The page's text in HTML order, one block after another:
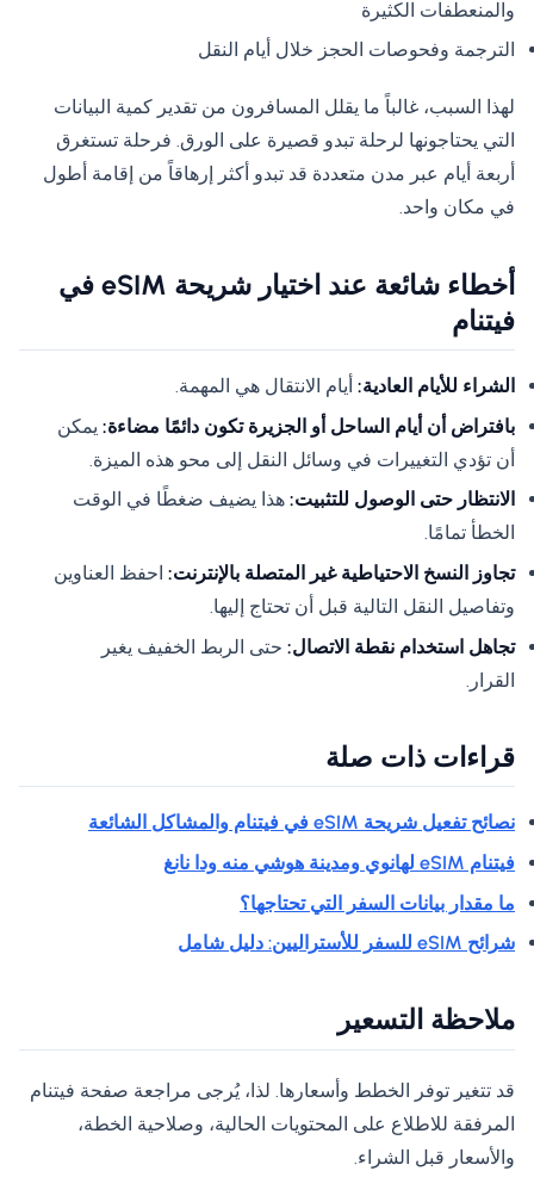
والمنعطفات الكثيرة
الترجمة وفحوصات الحجز خلال أيام النقل
لهذا السبب، غالباً ما يقلل المسافرون من تقدير كمية البيانات
التي يحتاجونها لرحلة تبدو قصيرة على الورق. فرحلة تستغرق
أربعة أيام عبر مدن متعددة قد تبدو أكثر إرهاقاً من إقامة أطول
في مكان واحد.
أخطاء شائعة عند اختيار شريحة eSIM في
فيتنام
الشراء للأيام العادية: أيام الانتقال هي المهمة.
بافتراض أن أيام الساحل أو الجزيرة تكون دائمًا مضاءة: يمكن
أن تؤدي التغييرات في وسائل النقل إلى محو هذه الميزة.
الانتظار حتى الوصول للتثبيت: هذا يضيف ضغطًا في الوقت
الخطأ تمامًا.
تجاوز النسخ الاحتياطية غير المتصلة بالإنترنت: احفظ العناوين
وتفاصيل النقل التالية قبل أن تحتاج إليها.
تجاهل استخدام نقطة الاتصال: حتى الربط الخفيف يغير
القرار.
قراءات ذات صلة
نصائح تفعيل شريحة eSIM في فيتنام والمشاكل الشائعة
فيتنام eSIM لهانوي ومدينة هوشي منه ودا نانغ
ما مقدار بيانات السفر التي تحتاجها؟
شرائح eSIM للسفر للأستراليين: دليل شامل
ملاحظة التسعير
قد تتغير توفر الخطط وأسعارها. لذا، يُرجى مراجعة صفحة فيتنام
المرفقة للاطلاع على المحتويات الحالية، وصلاحية الخطة،
والأسعار قبل الشراء.